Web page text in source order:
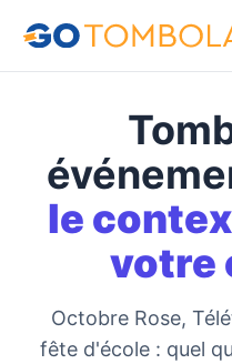
le
votre
Octobre Rose,
fête d'école : quel